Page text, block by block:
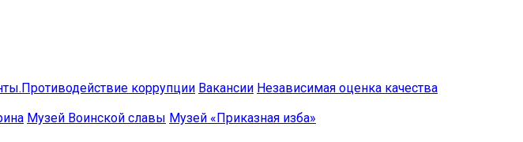
коррупции Вакансии Независимая оценка качества
Музей Воинской славы Музей «Приказная изба»